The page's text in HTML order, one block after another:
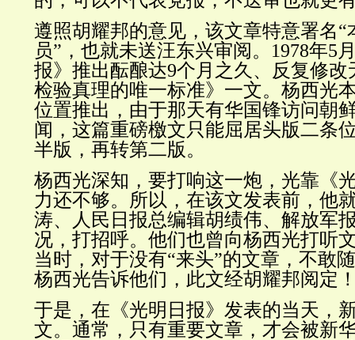
遵照胡耀邦的意见，该文章特意署名“
员”，也就未送汪东兴审阅。 1978年5
报》推出酝酿达9个月之久、反复修
检验真理的唯一标准》一文。 杨西光
位置推出，由于那天有华国锋访问朝
闻，这篇重磅檄文只能屈居头版二条
半版， 再转第二版。
杨西光深知，要打响这一炮，光靠《
力还不够。所以，在该文发表前，他
涛、人民日报总编辑胡绩伟、解放军
况，打招呼。他们也曾向杨西光打听
当时，对于没有“来头”的文章，不敢
杨西光告诉他们，此文经胡耀邦阅定
于是，在《光明日报》发表的当天，
文。 通常，只有重要文章，才会被新